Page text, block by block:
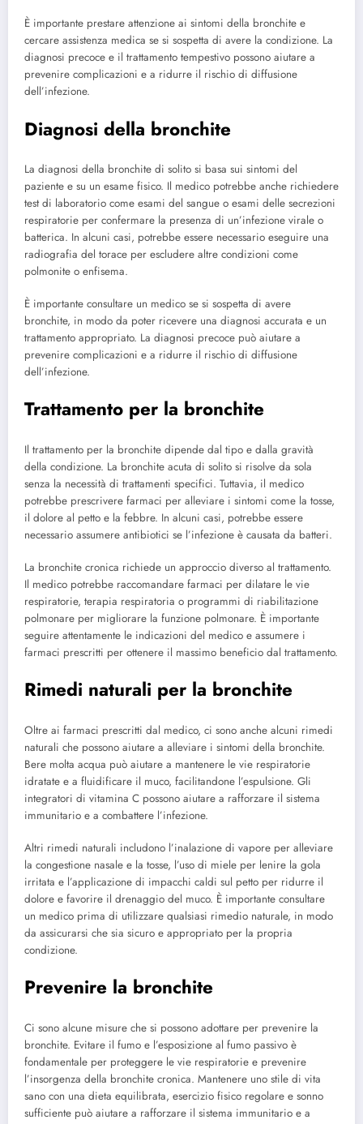
È importante prestare attenzione ai sintomi della bronchite e
cercare assistenza medica se si sospetta di avere la condizione. La
diagnosi precoce e il trattamento tempestivo possono aiutare a
prevenire complicazioni e a ridurre il rischio di diffusione
dell’infezione.
Diagnosi della bronchite
La diagnosi della bronchite di solito si basa sui sintomi del
paziente e su un esame fisico. Il medico potrebbe anche richiedere
test di laboratorio come esami del sangue o esami delle secrezioni
respiratorie per confermare la presenza di un’infezione virale o
batterica. In alcuni casi, potrebbe essere necessario eseguire una
radiografia del torace per escludere altre condizioni come
polmonite o enfisema.
È importante consultare un medico se si sospetta di avere
bronchite, in modo da poter ricevere una diagnosi accurata e un
trattamento appropriato. La diagnosi precoce può aiutare a
prevenire complicazioni e a ridurre il rischio di diffusione
dell’infezione.
Trattamento per la bronchite
Il trattamento per la bronchite dipende dal tipo e dalla gravità
della condizione. La bronchite acuta di solito si risolve da sola
senza la necessità di trattamenti specifici. Tuttavia, il medico
potrebbe prescrivere farmaci per alleviare i sintomi come la tosse,
il dolore al petto e la febbre. In alcuni casi, potrebbe essere
necessario assumere antibiotici se l’infezione è causata da batteri.
La bronchite cronica richiede un approccio diverso al trattamento.
Il medico potrebbe raccomandare farmaci per dilatare le vie
respiratorie, terapia respiratoria o programmi di riabilitazione
polmonare per migliorare la funzione polmonare. È importante
seguire attentamente le indicazioni del medico e assumere i
farmaci prescritti per ottenere il massimo beneficio dal trattamento.
Rimedi naturali per la bronchite
Oltre ai farmaci prescritti dal medico, ci sono anche alcuni rimedi
naturali che possono aiutare a alleviare i sintomi della bronchite.
Bere molta acqua può aiutare a mantenere le vie respiratorie
idratate e a fluidificare il muco, facilitandone l’espulsione. Gli
integratori di vitamina C possono aiutare a rafforzare il sistema
immunitario e a combattere l’infezione.
Altri rimedi naturali includono l’inalazione di vapore per alleviare
la congestione nasale e la tosse, l’uso di miele per lenire la gola
irritata e l’applicazione di impacchi caldi sul petto per ridurre il
dolore e favorire il drenaggio del muco. È importante consultare
un medico prima di utilizzare qualsiasi rimedio naturale, in modo
da assicurarsi che sia sicuro e appropriato per la propria
condizione.
Prevenire la bronchite
Ci sono alcune misure che si possono adottare per prevenire la
bronchite. Evitare il fumo e l’esposizione al fumo passivo è
fondamentale per proteggere le vie respiratorie e prevenire
l’insorgenza della bronchite cronica. Mantenere uno stile di vita
sano con una dieta equilibrata, esercizio fisico regolare e sonno
sufficiente può aiutare a rafforzare il sistema immunitario e a